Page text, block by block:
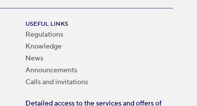
USEFUL LINKS
Regulations
Knowledge
News
Announcements
Calls and invitations
Detailed access to the services and offers of